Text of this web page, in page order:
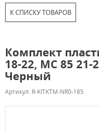
К СПИСКУ ТОВАРОВ
Комплект
18-22, MC 85 21-
Черный
Артикул: R-KITKTM-NR0-185